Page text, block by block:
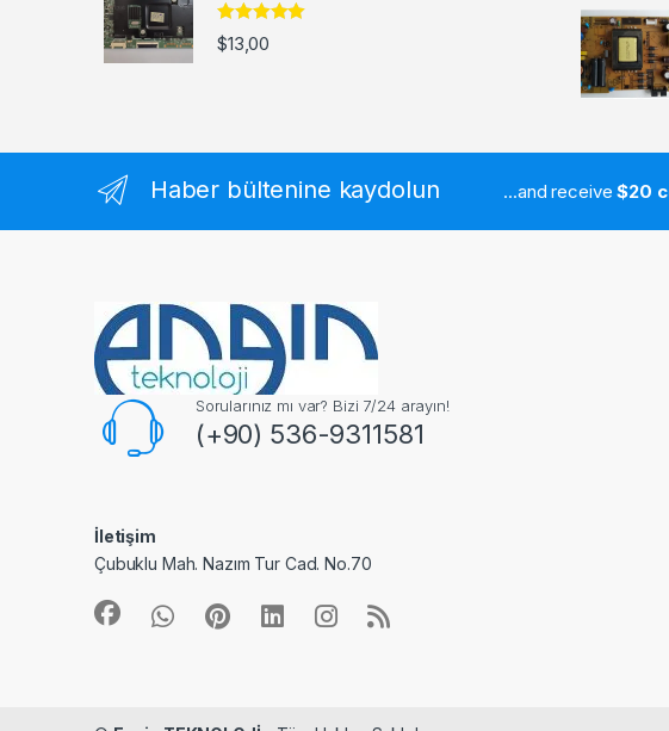
5 üzerinden
5.00oy aldı
$13,00
Haber bültenine kaydolun ...and receive$20
Sorularınız mı var? Bizi 7/24 arayın!
(+90) 536-9311581
İletişim
Çubuklu Mah. Nazım Tur Cad. No.70